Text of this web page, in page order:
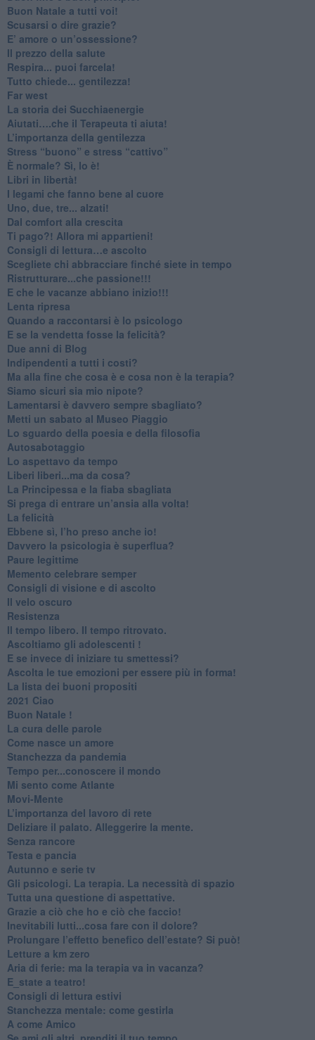
​Buon Natale a tutti voi!
​Scusarsi o dire grazie?
​E’ amore o un’ossessione?
​Il prezzo della salute
​Respira... puoi farcela!
​Tutto chiede... gentilezza!
​Far west
​La storia dei Succhiaenergie
​Aiutati….che il Terapeuta ti aiuta!
​L’importanza della gentilezza
​Stress “buono” e stress “cattivo”
​È normale? Sì, lo è!
​Libri in libertà!
​I legami che fanno bene al cuore
Uno, due, tre... alzati!​
​Dal comfort alla crescita
​Ti pago?! Allora mi appartieni!​
​Consigli di lettura…e ascolto
​Scegliete chi abbracciare finché siete in tempo
​Ristrutturare...che passione!!!
​E che le vacanze abbiano inizio!!!
​Lenta ripresa
​Quando a raccontarsi è lo psicologo
​E se la vendetta fosse la felicità?
​Due anni di Blog
​Indipendenti a tutti i costi?
​Ma alla fine che cosa è e cosa non è la terapia?
​Siamo sicuri sia mio nipote?
​Lamentarsi è davvero sempre sbagliato?
​Metti un sabato al Museo Piaggio
​Lo sguardo della poesia e della filosofia
Autosabotaggio
​Lo aspettavo da tempo
​Liberi liberi...ma da cosa?
​La Principessa e la fiaba sbagliata
Si prega di entrare un’ansia alla volta!
​La felicità
​Ebbene sì, l’ho preso anche io!
​Davvero la psicologia è superflua?
Paure legittime
​Memento celebrare semper
​Consigli di visione e di ascolto
​Il velo oscuro
Resistenza
​Il tempo libero. Il tempo ritrovato.
Ascoltiamo gli adolescenti !
​E se invece di iniziare tu smettessi?
​Ascolta le tue emozioni per essere più in forma!
​La lista dei buoni propositi
2021 Ciao
Buon Natale !
​La cura delle parole
​Come nasce un amore
Stanchezza da pandemia
​Tempo per...conoscere il mondo
​Mi sento come Atlante
​Movi-Mente
​L’importanza del lavoro di rete
​Deliziare il palato. Alleggerire la mente.
​Senza rancore
​Testa e pancia
​Autunno e serie tv
​Gli psicologi. La terapia. La necessità di spazio
​Tutta una questione di aspettative.
​Grazie a ciò che ho e ciò che faccio!
​Inevitabili lutti...cosa fare con il dolore?
Prolungare l’effetto benefico dell’estate? Si può!
​Letture a km zero
​Aria di ferie: ma la terapia va in vacanza?
​E_state a teatro!
​Consigli di lettura estivi
​Stanchezza mentale: come gestirla
​A come Amico